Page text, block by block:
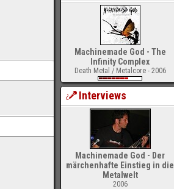
Machinemade God - The
Infinity Complex
Death Metal / Metalcore - 2006
Interviews
Machinemade God - Der
märchenhafte Einstieg in die
Metalwelt
2006